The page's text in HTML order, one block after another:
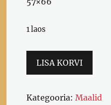
1 laos
õli,
LISA KORVI
Kategooria:Maalid